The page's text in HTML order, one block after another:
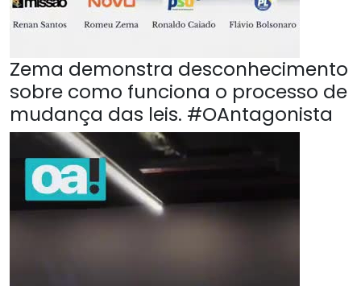
Zema demonstra desconhecimento
sobre como funciona o processo de
mudança das leis. #OAntagonista